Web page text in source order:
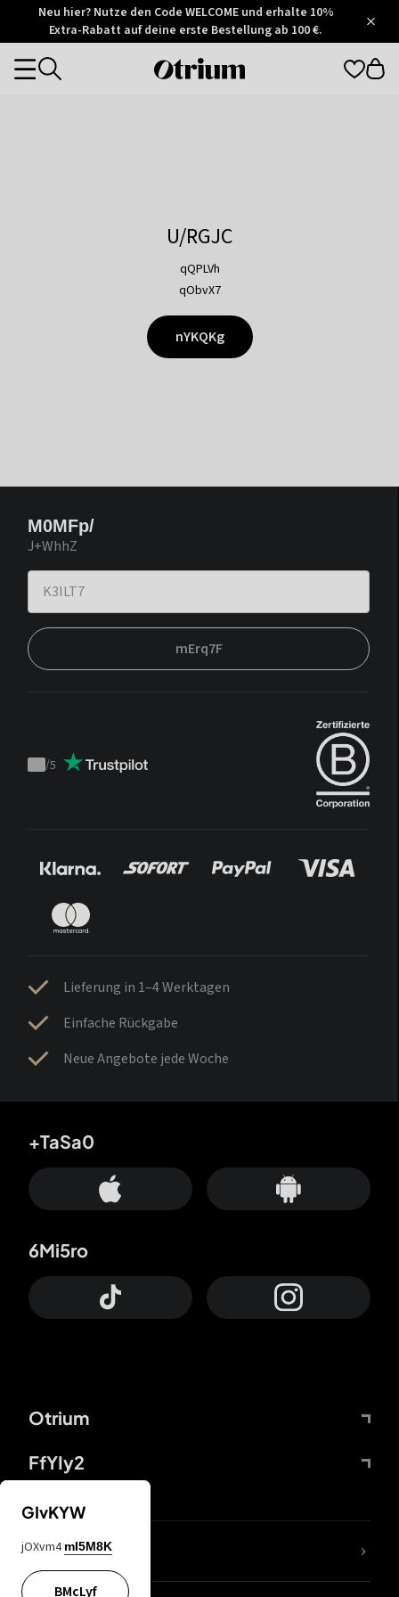
Otrium
Trustpilot
Neu hier? Nutze den Code WELCOME und erhalte 10%
Extra-Rabatt auf deine erste Bestellung ab 100 €.
Otrium
Categories
U/RGJC
qQPLVh
qObvX7
nYKQKg
M0MFp/
J+WhhZ
mErq7F
Trustpilot
/5
Lieferung in 1–4 Werktagen
Einfache Rückgabe
Neue Angebote jede Woche
Otrium
FfYIy2
+TaSa0
6Mi5ro
DDcvSo
GIvKYW
jOXvm4 mI5M8K
BMcLyf